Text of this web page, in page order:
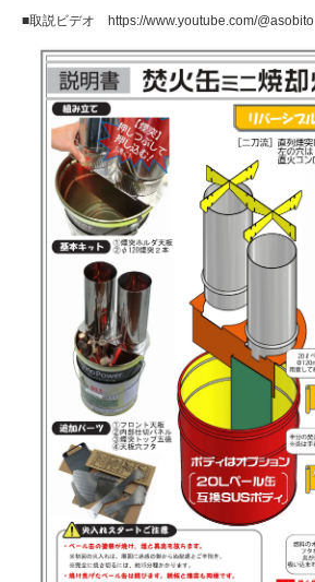
■取説ビデオ https://www.youtube.com/@asobito